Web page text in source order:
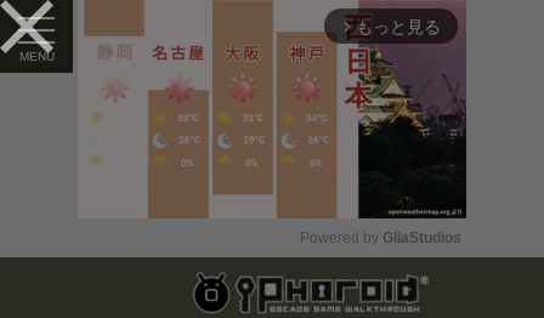
arrow_forward_ios もっと見る
Mute
Powered by GliaStudios